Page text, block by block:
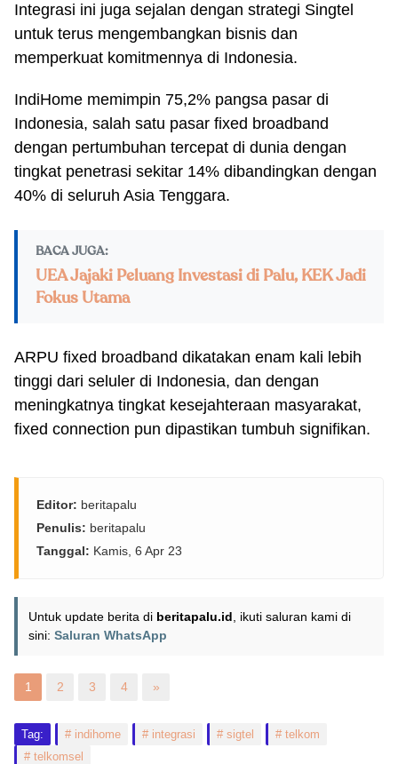
Integrasi ini juga sejalan dengan strategi Singtel
untuk terus mengembangkan bisnis dan
memperkuat komitmennya di Indonesia.
IndiHome memimpin 75,2% pangsa pasar di
Indonesia, salah satu pasar fixed broadband
dengan pertumbuhan tercepat di dunia dengan
tingkat penetrasi sekitar 14% dibandingkan dengan
40% di seluruh Asia Tenggara.
BACA JUGA:
UEA Jajaki Peluang Investasi di Palu, KEK Jadi
Fokus Utama
ARPU fixed broadband dikatakan enam kali lebih
tinggi dari seluler di Indonesia, dan dengan
meningkatnya tingkat kesejahteraan masyarakat,
fixed connection pun dipastikan tumbuh signifikan.
Editor: beritapalu
Penulis: beritapalu
Tanggal: Kamis, 6 Apr 23
Untuk update berita di beritapalu.id , ikuti saluran kami di
sini: Saluran WhatsApp
1 2 3 4 »
Tag: indihome integrasi sigtel
telkom
telkomsel